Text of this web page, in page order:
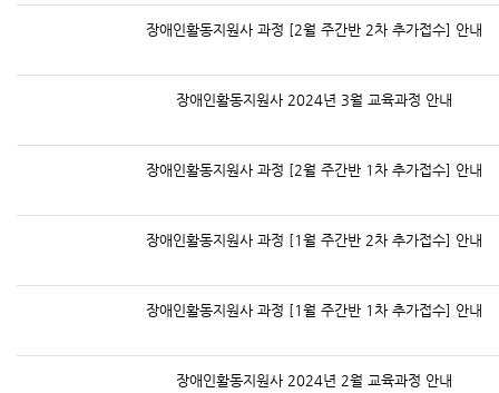
장애인활동지원사 과정 [2월 주간반 2차 추가접수] 안내
장애인활동지원사 2024년 3월 교육과정 안내
장애인활동지원사 과정 [2월 주간반 1차 추가접수] 안내
장애인활동지원사 과정 [1월 주간반 2차 추가접수] 안내
장애인활동지원사 과정 [1월 주간반 1차 추가접수] 안내
장애인활동지원사 2024년 2월 교육과정 안내